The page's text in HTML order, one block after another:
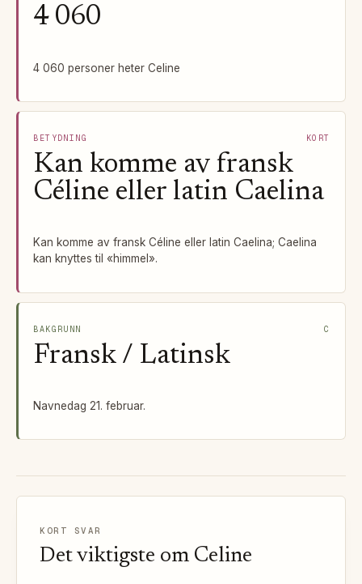
4 060
4 060 personer heter Celine
BETYDNING KORT
Kan komme av fransk
Céline eller latin Caelina
Kan komme av fransk Céline eller latin Caelina; Caelina
kan knyttes til «himmel».
BAKGRUNN C
Fransk / Latinsk
Navnedag 21. februar.
KORT SVAR
Det viktigste om Celine